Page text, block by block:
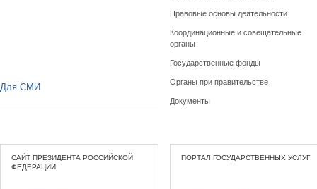
Правовые основы деятельности
Координационные и совещательные
органы
Государственные фонды
Органы при правительстве
Документы
Для СМИ
САЙТ ПРЕЗИДЕНТА РОССИЙСКОЙ
ФЕДЕРАЦИИ
ПОРТАЛ ГОСУДАРСТВЕННЫХ УСЛУГ